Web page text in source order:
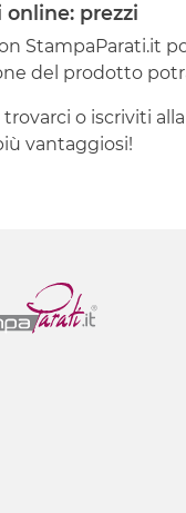
prezzi
StampaParati.it
del prodotto
trovarci o iscriviti
vantaggiosi!